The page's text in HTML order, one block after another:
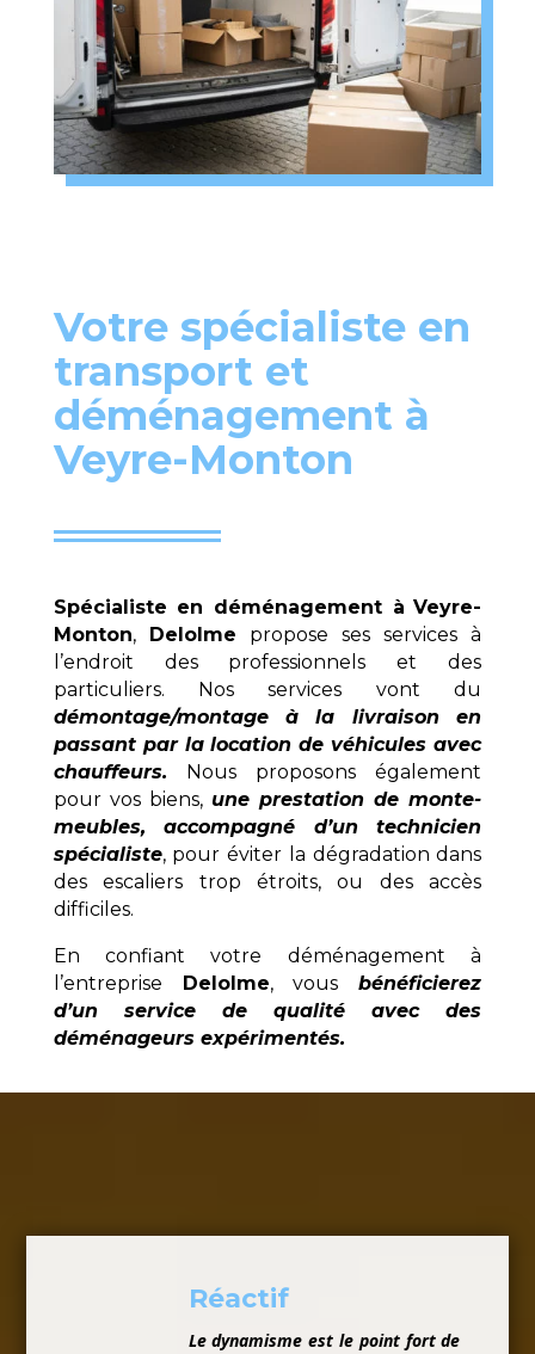
Votre spécialiste en
transport et
déménagement à
Veyre-Monton
Spécialiste en déménagement à Veyre-
Monton, Delolme propose ses services à
l’endroit des professionnels et des
particuliers. Nos services vont du
démontage/montage à la livraison en
passant par la location de véhicules avec
chauffeurs. Nous proposons également
pour vos biens, une prestation de monte-
meubles, accompagné d’un technicien
spécialiste, pour éviter la dégradation dans
des escaliers trop étroits, ou des accès
difficiles.
En confiant votre déménagement à
l’entreprise
Delolme, vousbénéficierez
d’un service de qualité avec des
déménageurs expérimentés.
Réactif
Le dynamisme est le point fort de